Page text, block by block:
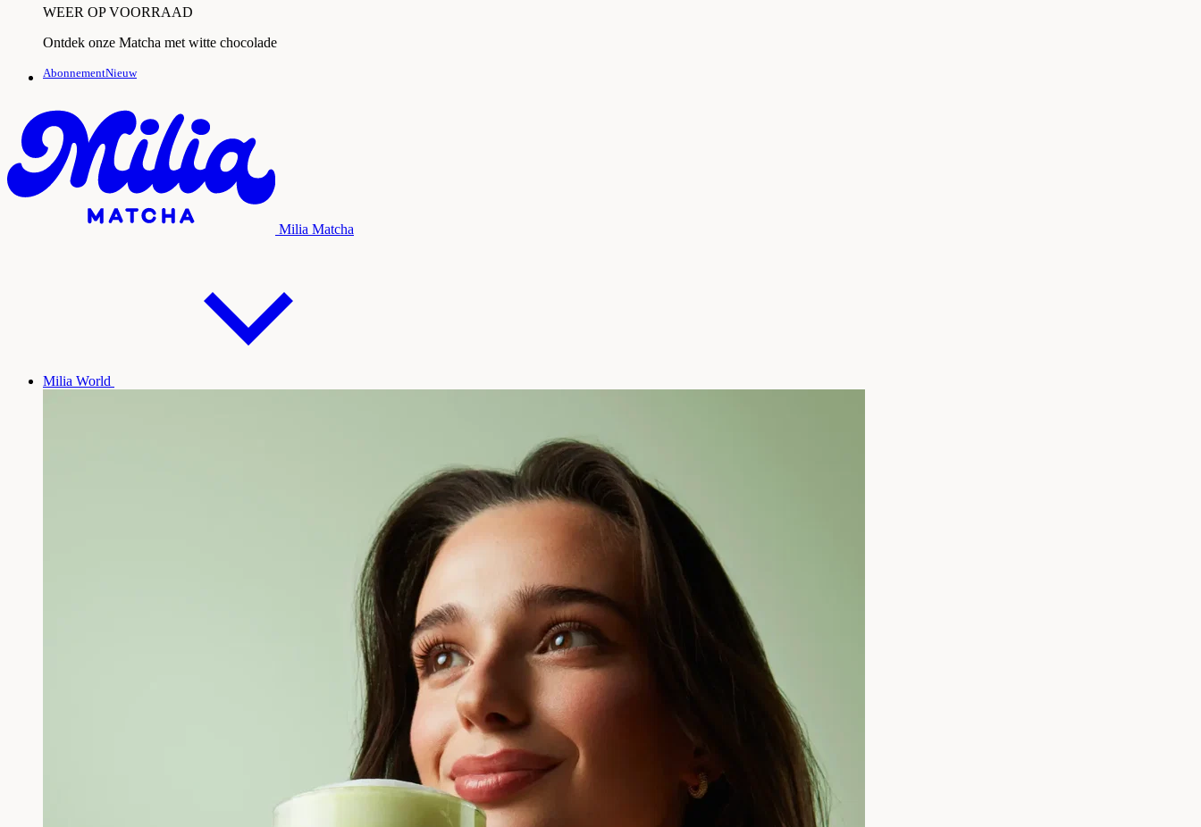
WEER OP VOORRAAD
Ontdek onze Matcha met witte chocolade
AbonnementNieuw
Milia Matcha
Milia World